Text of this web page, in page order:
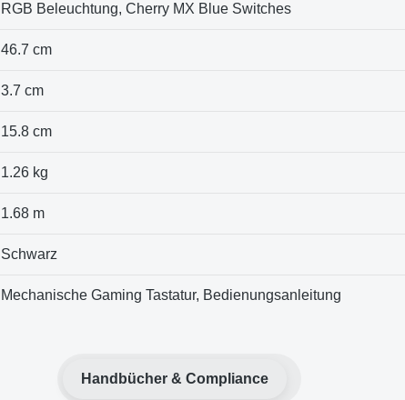
RGB Beleuchtung, Cherry MX Blue Switches
46.7 cm
3.7 cm
15.8 cm
1.26 kg
1.68 m
Schwarz
Mechanische Gaming Tastatur, Bedienungsanleitung
Handbücher & Compliance